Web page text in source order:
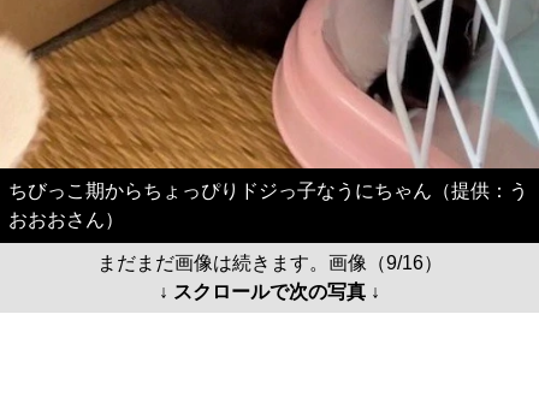
ちびっこ期からちょっぴりドジっ子なうにちゃん（提供：う
おおおさん）
まだまだ画像は続きます。画像（9/16）
↓ スクロールで次の写真 ↓